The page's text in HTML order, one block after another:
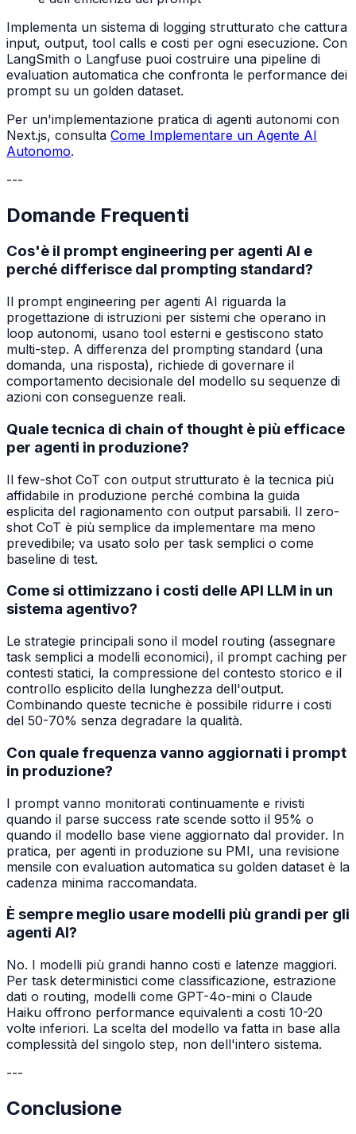
Implementa un sistema di logging strutturato che cattura
input, output, tool calls e costi per ogni esecuzione. Con
LangSmith o Langfuse puoi costruire una pipeline di
evaluation automatica che confronta le performance dei
prompt su un golden dataset.
Per un'implementazione pratica di agenti autonomi con
Next.js, consulta Come Implementare un Agente AI
Autonomo.
---
Domande Frequenti
Cos'è il prompt engineering per agenti AI e
perché differisce dal prompting standard?
Il prompt engineering per agenti AI riguarda la
progettazione di istruzioni per sistemi che operano in
loop autonomi, usano tool esterni e gestiscono stato
multi-step. A differenza del prompting standard (una
domanda, una risposta), richiede di governare il
comportamento decisionale del modello su sequenze di
azioni con conseguenze reali.
Quale tecnica di chain of thought è più efficace
per agenti in produzione?
Il few-shot CoT con output strutturato è la tecnica più
affidabile in produzione perché combina la guida
esplicita del ragionamento con output parsabili. Il zero-
shot CoT è più semplice da implementare ma meno
prevedibile; va usato solo per task semplici o come
baseline di test.
Come si ottimizzano i costi delle API LLM in un
sistema agentivo?
Le strategie principali sono il model routing (assegnare
task semplici a modelli economici), il prompt caching per
contesti statici, la compressione del contesto storico e il
controllo esplicito della lunghezza dell'output.
Combinando queste tecniche è possibile ridurre i costi
del 50-70% senza degradare la qualità.
Con quale frequenza vanno aggiornati i prompt
in produzione?
I prompt vanno monitorati continuamente e rivisti
quando il parse success rate scende sotto il 95% o
quando il modello base viene aggiornato dal provider. In
pratica, per agenti in produzione su PMI, una revisione
mensile con evaluation automatica su golden dataset è la
cadenza minima raccomandata.
È sempre meglio usare modelli più grandi per gli
agenti AI?
No. I modelli più grandi hanno costi e latenze maggiori.
Per task deterministici come classificazione, estrazione
dati o routing, modelli come GPT-4o-mini o Claude
Haiku offrono performance equivalenti a costi 10-20
volte inferiori. La scelta del modello va fatta in base alla
complessità del singolo step, non dell'intero sistema.
---
Conclusione